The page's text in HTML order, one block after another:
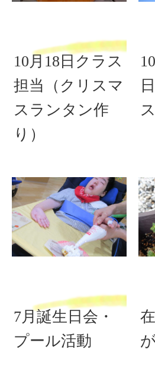
10月18日クラス
担当（クリスマ
スランタン作
り）
7月誕生日会・
プール活動